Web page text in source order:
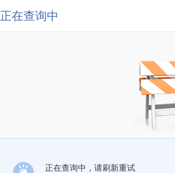
正在查询中
正在查询中，请刷新重试